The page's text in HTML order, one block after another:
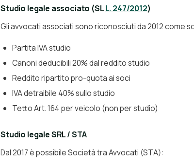
Studio legale associato (SLL. 247/2012)
Gli avvocati associati sono riconosciuti da 2012 come
Partita IVA studio
Canoni deducibili 20% dal reddito studio
Reddito ripartito pro-quota ai soci
IVA detraibile 40% sullo studio
Tetto Art. 164 per veicolo (non per studio)
Studio legale SRL / STA
Dal 2017 è possibile Società tra Avvocati (STA):